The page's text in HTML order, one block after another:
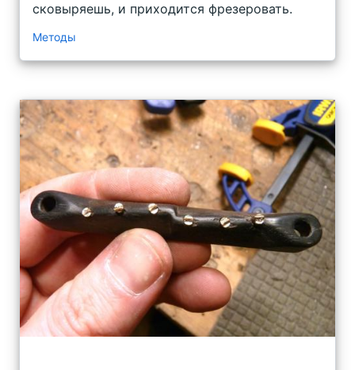
сковыряешь, и приходится фрезеровать.
Методы